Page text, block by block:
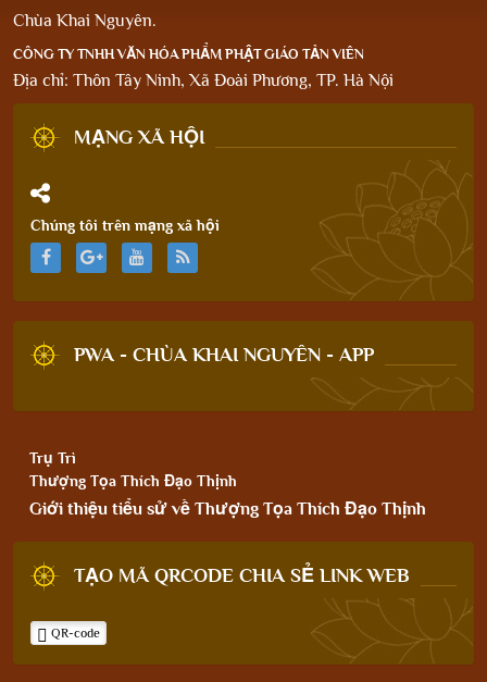
Chùa Khai Nguyên.
CÔNG TY TNHH VĂN HÓA PHẨM PHẬT GIÁO TẢN VIÊN
Địa chỉ: Thôn Tây Ninh, Xã Đoài Phương, TP. Hà Nội
MẠNG XÃ HỘI
Chúng tôi trên mạng xã hội
PWA - CHÙA KHAI NGUYÊN - APP
Trụ Trì
Thượng Tọa Thích Đạo Thịnh
Giới thiệu tiểu sử về Thượng Tọa Thích Đạo Thịnh
TẠO MÃ QRCODE CHIA SẺ LINK WEB
QR-code